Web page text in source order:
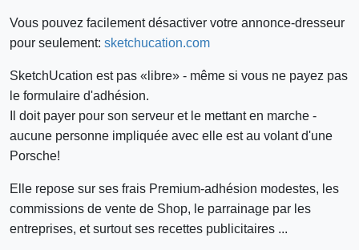
Vous pouvez facilement désactiver votre annonce-dresseur
pour seulement: sketchucation.com
SketchUcation est pas «libre» - même si vous ne payez pas
le formulaire d'adhésion.
Il doit payer pour son serveur et le mettant en marche -
aucune personne impliquée avec elle est au volant d'une
Porsche!
Elle repose sur ses frais Premium-adhésion modestes, les
commissions de vente de Shop, le parrainage par les
entreprises, et surtout ses recettes publicitaires ...